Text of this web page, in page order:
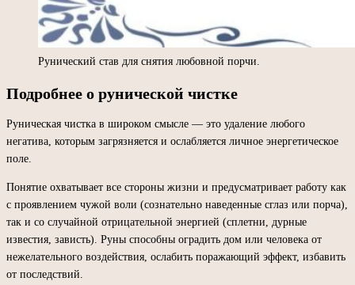
Рунический став для снятия любовной порчи.
Подробнее о рунической чистке
Руническая чистка в широком смысле — это удаление любого
негатива, которым загрязняется и ослабляется личное энергетическое
поле.
Понятие охватывает все стороны жизни и предусматривает работу как
с проявлением чужой воли (сознательно наведенные сглаз или порча),
так и со случайной отрицательной энергией (сплетни, дурные
известия, зависть). Руны способны оградить дом или человека от
нежелательного воздействия, ослабить поражающий эффект, избавить
от последствий.